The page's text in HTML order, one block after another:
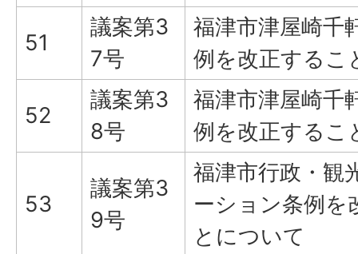
51
議案第3
7号
福津市津屋崎千
例を改正するこ
52
議案第3
8号
福津市津屋崎千
例を改正するこ
53
議案第3
9号
福津市行政・観
ーション条例を
とについて